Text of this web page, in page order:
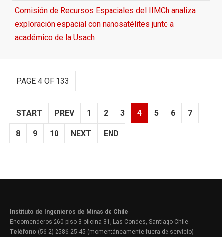
Comisión de Recursos Espaciales del IIMCh analiza
exploración espacial con nanosatélites junto a
académico de la Usach
PAGE 4 OF 133
START PREV 1 2 3 4 5 6 7
8 9 10 NEXT END
Instituto de Ingenieros de Minas de Chile
Encomenderos 260 piso 3 oficina 31, Las Condes, Santiago-Chile.
Teléfono:(56-2) 2586 25 45 (momentáneamente fuera de servicio)